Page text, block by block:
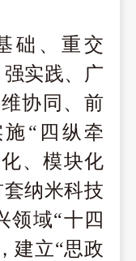
础、重交
实践、广
协同、前
“四纵牵
、模块化
纳米科技
领域“十四
建立“思政